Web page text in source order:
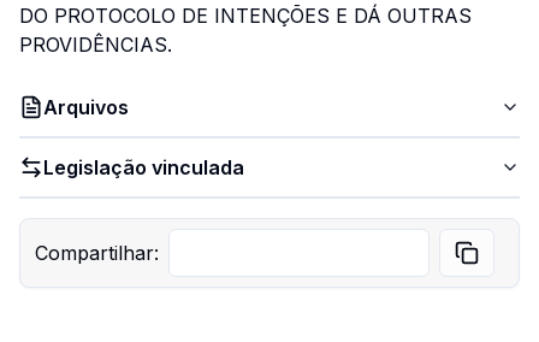
DO PROTOCOLO DE INTENÇÕES E DÁ OUTRAS
PROVIDÊNCIAS.
Arquivos
Legislação vinculada
Compartilhar: